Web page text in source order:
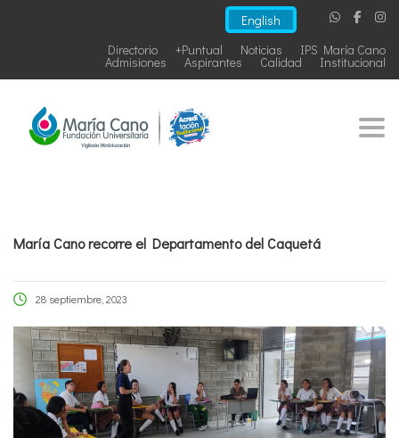
English
IPS María Cano
Noticias
+Puntual
Directorio
Institucional
Calidad
Aspirantes
Admisiones
María Cano recorre el Departamento del Caquetá
28 septiembre, 2023